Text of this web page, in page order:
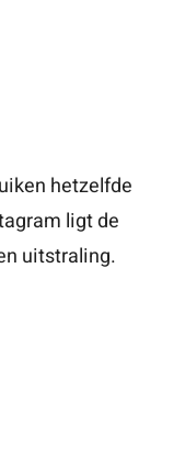
hetzelfde
ligt de
uitstraling.